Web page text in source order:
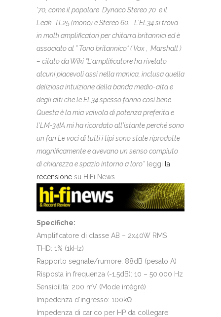
'70, come il popolare Dynaco Stereo 70 e il
Leak TL25 (mono) e Stereo 60. L'EL34 si trova
in molti amplificatori per chitarra britannici ed è
associato al ” Tono britannico” ( Vox , Marshall )
– citato da Wiki “L'amplificatore ha rivelato
alcuni piacevoli assi nella manica, inclusa quella
deliziosa intuizione della banda medio-alta e
degli alti che le EL34 spesso fanno così bene.
Questa è la mia valvola di potenza preferita e
l'LM-34IA mi ha ricordato all'istante perché sono
un fan Le voci di tutti i tipi sono state riprodotte
magnificamente e avevano un senso compiuto
di chiarezza e spazio intorno a loro”leggi la
recensione su HiFi News
Specifiche:
Amplificatore di classe AB – 2x40W RMS
THD: 1% (1kHz)
Rapporto segnale/rumore: 88dB (pesato A)
Risposta in frequenza (-1.5dB): 10 – 50.000 Hz
Sensibilità: 200 mV (Mode intégré)
Impedenza d'ingresso: 100kΩ
Impedenza di carico per HP da collegare: